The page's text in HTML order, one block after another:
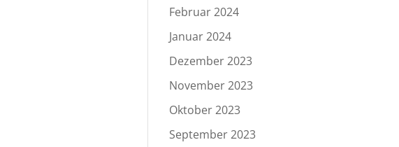
Februar 2024
Januar 2024
Dezember 2023
November 2023
Oktober 2023
September 2023